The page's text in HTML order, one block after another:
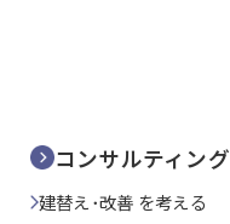
コンサルティング
建替え･改善 を考える